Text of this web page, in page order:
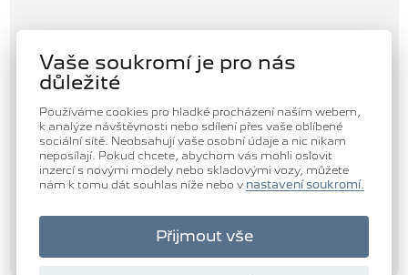
Vaše soukromí je pro nás
důležité
Používáme cookies pro hladké procházení naším webem,
k analýze návštěvnosti nebo sdílení přes vaše oblíbené
sociální sítě. Neobsahují vaše osobní údaje a nic nikam
neposílají. Pokud chcete, abychom vás mohli oslovit
inzercí s novými modely nebo skladovými vozy, můžete
nám k tomu dát souhlas níže nebo v nastavení soukromí.
Přijmout vše